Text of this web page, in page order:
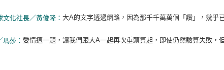
文化社長／黃俊隆：大A的文字透過網路，因為那千千萬萬個「讚」，幾乎
瑪莎： 愛情這一題，讓我們跟大A一起再次重頭算起，即使仍然驗算失敗，